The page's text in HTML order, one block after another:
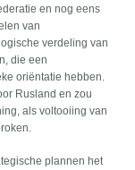
en nog eens
van
verdeling van
die een
oriëntatie hebben.
Rusland en zou
als voltooiing van
plannen het